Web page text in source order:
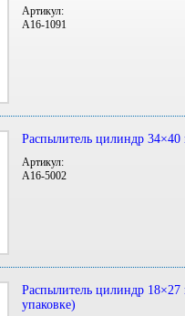
Артикул:
A16-1091
Распылитель цилиндр
Артикул:
A16-5002
Распылитель цилиндр
упаковке)